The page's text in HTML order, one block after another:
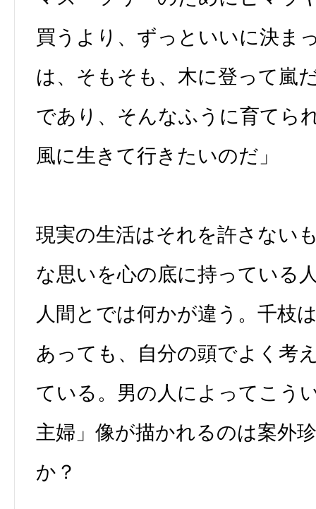
買うより、ずっといいに決ま
は、そもそも、木に登って嵐
であり、そんなふうに育てら
風に生きて行きたいのだ」
現実の生活はそれを許さない
な思いを心の底に持っている
人間とでは何かが違う。千枝
あっても、自分の頭でよく考
ている。男の人によってこう
主婦」像が描かれるのは案外
か？